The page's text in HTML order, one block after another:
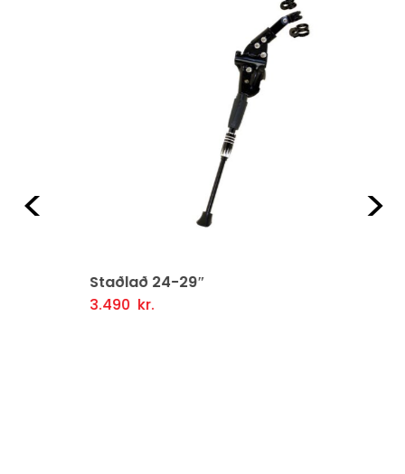
Staðlað 24-29″
3.490kr.
Setja Í Körfu